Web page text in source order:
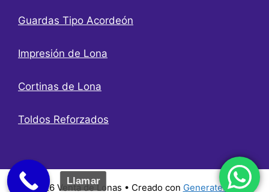
Guardas Tipo Acordeón
Impresión de Lona
Cortinas de Lona
Toldos Reforzados
© 2026 Venta de Lonas • Creado con GeneratePress
Llamar